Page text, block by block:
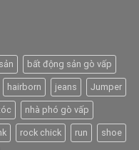
bất động sản gò vấp
hairborn jeans Jumper
nhà phó gò vấp
rock chick run shoe